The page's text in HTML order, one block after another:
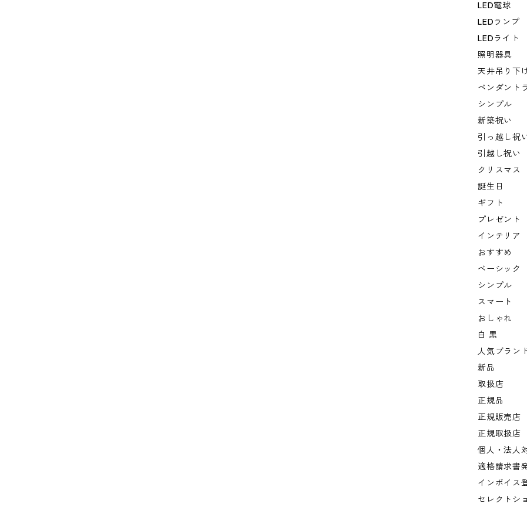
LED電球
LEDランプ
LEDライト
照明器具
天井吊り下
ペンダント
シンプル
新築祝い
引っ越し祝
引越し祝い
クリスマス
誕生日
ギフト
プレゼント
インテリア
おすすめ
ベーシック
シンプル
スマート
おしゃれ
白 黒
人気ブラン
新品
取扱店
正規品
正規販売店
正規取扱店
個人・法人
適格請求書
インボイス
セレクトシ